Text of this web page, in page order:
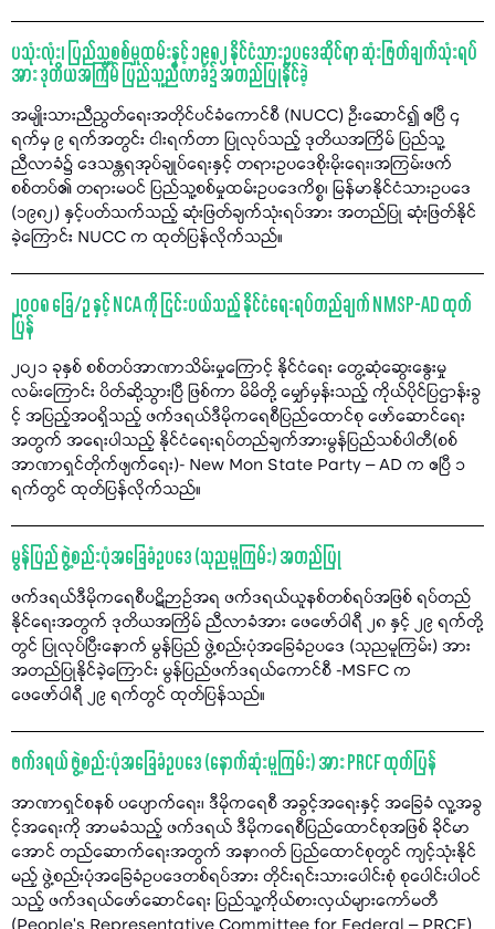
ပသုံးလုံး၊ ပြည်သူ့စစ်မှုထမ်းနှင့် ၁၉၈၂ နိုင်ငံသားဥပဒေဆိုင်ရာ ဆုံးဖြတ်ချက်သုံးရပ်
အား ဒုတိယအကြိမ် ပြည်သူ့ညီလာခံ၌ အတည်ပြုနိုင်ခဲ့
အမျိုးသားညီညွတ်ရေးအတိုင်ပင်ခံကောင်စီ (NUCC) ဦးဆောင်၍ ဧပြီ ၄
ရက်မှ ၉ ရက်အတွင်း ငါးရက်တာ ပြုလုပ်သည့် ဒုတိယအကြိမ် ပြည်သူ့
ညီလာခံ၌ ဒေသန္တရအုပ်ချုပ်ရေးနှင့် တရားဥပဒေစိုးမိုးရေး၊အကြမ်းဖက်
စစ်တပ်၏ တရားမဝင် ပြည်သူ့စစ်မှုထမ်းဥပဒေကိစ္စ၊ မြန်မာနိုင်ငံသားဥပဒေ
(၁၉၈၂) နှင့်ပတ်သက်သည့် ဆုံးဖြတ်ချက်သုံးရပ်အား အတည်ပြု ဆုံးဖြတ်နိုင်
ခဲ့ကြောင်း NUCC က ထုတ်ပြန်လိုက်သည်။
၂၀၀၈ ခြေ/ဥ နှင့် NCA ကို ငြင်းပယ်သည့် နိုင်ငံရေးရပ်တည်ချက် NMSP-AD ထုတ်
ပြန်
၂၀၂၁ ခုနှစ် စစ်တပ်အာဏာသိမ်းမှုကြောင့် နိုင်ငံရေး တွေ့ဆုံဆွေးနွေးမှု
လမ်းကြောင်း ပိတ်ဆို့သွားပြီ ဖြစ်ကာ မိမိတို့ မျှော်မှန်းသည့် ကိုယ်ပိုင်ပြဌာန်းခွ
င့် အပြည့်အဝရှိသည့် ဖက်ဒရယ်ဒီမိုကရေစီပြည်ထောင်စု ဖော်ဆောင်ရေး
အတွက် အရေးပါသည့် နိုင်ငံရေးရပ်တည်ချက်အားမွန်ပြည်သစ်ပါတီ(စစ်
အာဏာရှင်တိုက်ဖျက်ရေး)- New Mon State Party – AD က ဧပြီ ၁
ရက်တွင် ထုတ်ပြန်လိုက်သည်။
မွန်ပြည် ဖွဲ့စည်းပုံအခြေခံဥပဒေ (သုညမူကြမ်း) အတည်ပြု
ဖက်ဒရယ်ဒီမိုကရေစီပဋိဉာဉ်အရ ဖက်ဒရယ်ယူနစ်တစ်ရပ်အဖြစ် ရပ်တည်
နိုင်ရေးအတွက် ဒုတိယအကြိမ် ညီလာခံအား ဖေဖော်ဝါရီ ၂၈ နှင့် ၂၉ ရက်တို့
တွင် ပြုလုပ်ပြီးနောက် မွန်ပြည် ဖွဲ့စည်းပုံအခြေခံဥပဒေ (သုညမူကြမ်း) အား
အတည်ပြုနိုင်ခဲ့ကြောင်း မွန်ပြည်ဖက်ဒရယ်ကောင်စီ -MSFC က
ဖေဖော်ဝါရီ ၂၉ ရက်တွင် ထုတ်ပြန်သည်။
ဖက်ဒရယ် ဖွဲ့စည်းပုံအခြေခံဥပဒေ (နောက်ဆုံးမူကြမ်း) အား PRCF ထုတ်ပြန်
အာဏာရှင်စနစ် ပပျောက်ရေး၊ ဒီမိုကရေစီ အခွင့်အရေးနှင့် အခြေခံ လူ့အခွ
င့်အရေးကို အာမခံသည့် ဖက်ဒရယ် ဒီမိုကရေစီပြည်ထောင်စုအဖြစ် ခိုင်မာ
အောင် တည်ဆောက်ရေးအတွက် အနာဂတ် ပြည်ထောင်စုတွင် ကျင့်သုံးနိုင်
မည့် ဖွဲ့စည်းပုံအခြေခံဥပဒေတစ်ရပ်အား တိုင်းရင်းသားပေါင်းစုံ စုပေါင်းပါဝင်
သည့် ဖက်ဒရယ်ဖော်ဆောင်ရေး ပြည်သူ့ကိုယ်စားလှယ်များကော်မတီ